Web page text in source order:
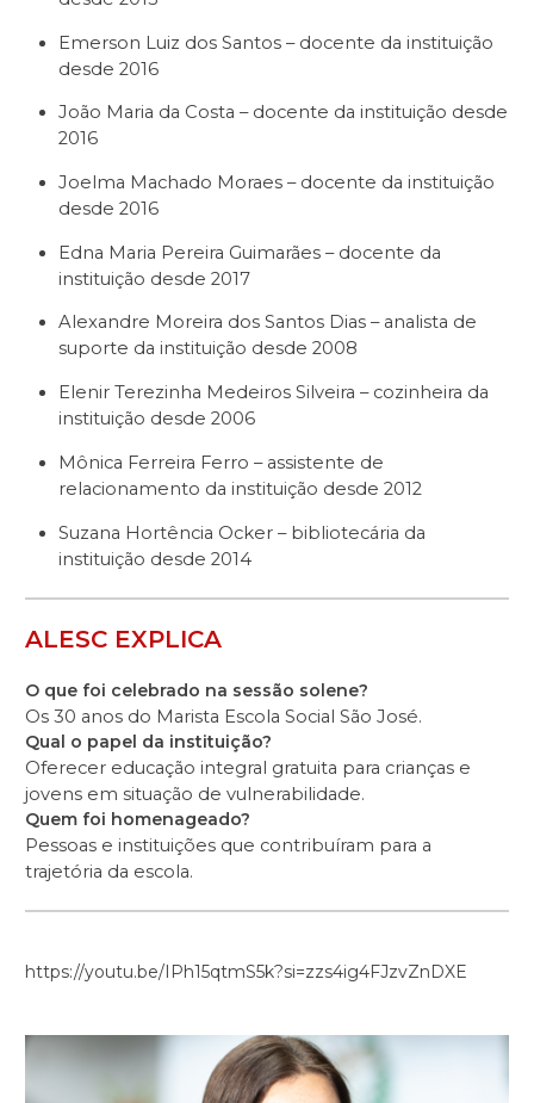
Emerson Luiz dos Santos – docente da instituição
desde 2016
João Maria da Costa – docente da instituição desde
2016
Joelma Machado Moraes – docente da instituição
desde 2016
Edna Maria Pereira Guimarães – docente da
instituição desde 2017
Alexandre Moreira dos Santos Dias – analista de
suporte da instituição desde 2008
Elenir Terezinha Medeiros Silveira – cozinheira da
instituição desde 2006
Mônica Ferreira Ferro – assistente de
relacionamento da instituição desde 2012
Suzana Hortência Ocker – bibliotecária da
instituição desde 2014
ALESC EXPLICA
O que foi celebrado na sessão solene?
Os 30 anos do Marista Escola Social São José.
Qual o papel da instituição?
Oferecer educação integral gratuita para crianças e
jovens em situação de vulnerabilidade.
Quem foi homenageado?
Pessoas e instituições que contribuíram para a
trajetória da escola.
https://youtu.be/IPh15qtmS5k?si=zzs4ig4FJzvZnDXE